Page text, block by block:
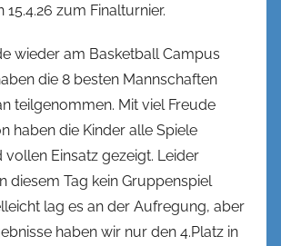
e
zum Finalturnier.
wieder am Basketball Campus
die 8 besten Mannschaften
teilgenommen. Mit viel Freude
haben die Kinder alle Spiele
vollen Einsatz gezeigt. Leider
diesem Tag kein Gruppenspiel
lag es an der Aufregung, aber
haben wir nur den 4.Platz in